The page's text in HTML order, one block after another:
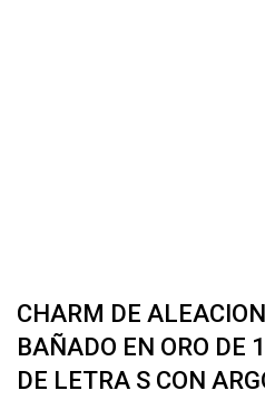
CHARM DE
BAÑADO EN ORO DE
DE LETRA S CON